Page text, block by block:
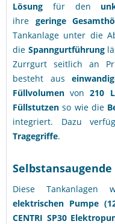
Lösung für den
ihre geringe
Tankanlage unter die
die Spanngurtführung
Zurrgurt seitlich an
besteht aus
Füllvolumen von210
Füllstutzen so wie die
integriert. Dazu
Tragegriffe.
Diese Tankanlagen
elektrischen Pumpe
CENTRI SP30